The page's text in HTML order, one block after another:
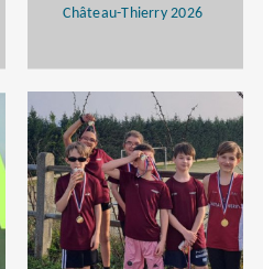
Château-Thierry 2026